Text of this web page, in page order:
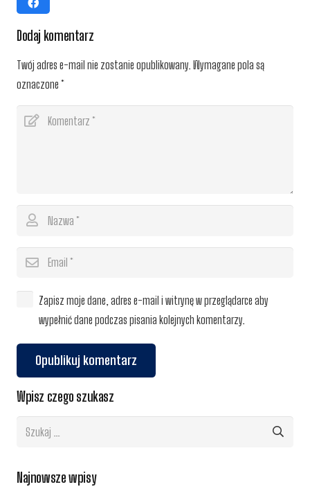
Dodaj komentarz
Twój adres e-mail nie zostanie opublikowany. Wymagane pola są
oznaczone *
Zapisz moje dane, adres e-mail i witrynę w przeglądarce aby
wypełnić dane podczas pisania kolejnych komentarzy.
Opublikuj komentarz
Wpisz czego szukasz
Szukaj:
Najnowsze wpisy